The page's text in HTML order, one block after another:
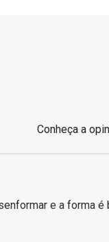
Conheça a
e a forma é